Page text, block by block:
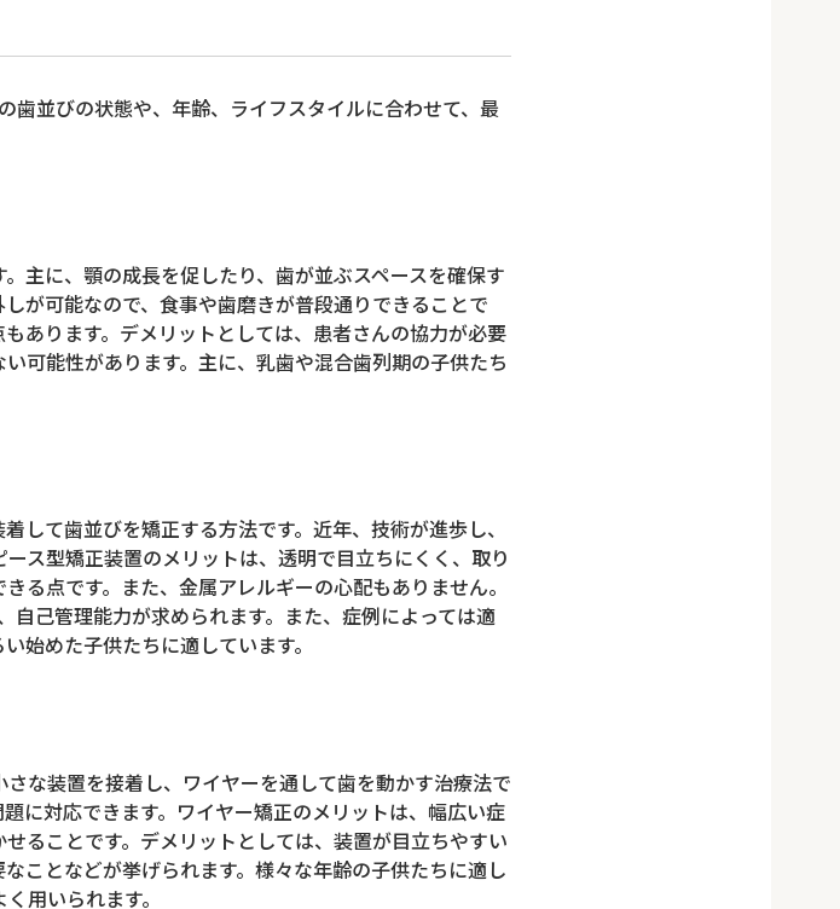
歯並びの状態や、年齢、ライフスタイルに合わせて、最
主に、顎の成長を促したり、歯が並ぶスペースを確保す
が可能なので、食事や歯磨きが普段通りできることで
あります。デメリットとしては、患者さんの協力が必要
可能性があります。主に、乳歯や混合歯列期の子供たち
して歯並びを矯正する方法です。近年、技術が進歩し、
ス型矯正装置のメリットは、透明で目立ちにくく、取り
る点です。また、金属アレルギーの心配もありません。
己管理能力が求められます。また、症例によっては適
始めた子供たちに適しています。
な装置を接着し、ワイヤーを通して歯を動かす治療法で
に対応できます。ワイヤー矯正のメリットは、幅広い症
ることです。デメリットとしては、装置が目立ちやすい
ことなどが挙げられます。様々な年齢の子供たちに適し
用いられます。